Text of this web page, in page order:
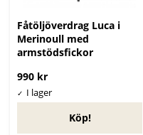
Fåtöljöverdrag Luca i
Merinoull med
armstödsfickor
990 kr
Köp!